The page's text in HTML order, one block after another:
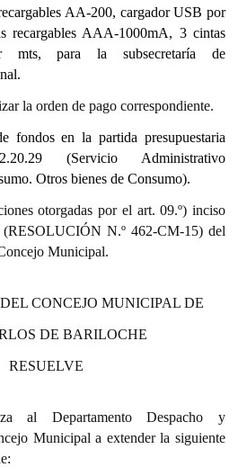
AA-200, cargador USB por
recargables AAA-1000mA, 3 cintas
mts, para la subsecretaría de
la orden de pago correspondiente.
fondos en la partida presupuestaria
(Servicio Administrativo
Otros bienes de Consumo).
otorgadas por el art. 09.º) inciso
N.º 462-CM-15) del
Municipal.
CONCEJO MUNICIPAL DE
DE BARILOCHE
RESUELVE
al Departamento Despacho y
Municipal a extender la siguiente